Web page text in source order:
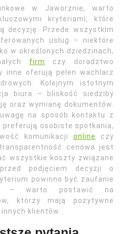
w Jaworznie, warto
kryteriami, które
decyzję. Przede wszystkim
usług – niektóre
w określonych dziedzinach,
firm
czy doradztwo
inne oferują pełen wachlarz
Kolejnym istotnym
biura – bliskość siedziby
oraz wymianę dokumentów.
na sposób kontaktu z
preferują osobiste spotkania,
komunikacji online
czy
cenowa jest
wszystkie koszty związane
podjęciem decyzji o
powinno być zaufanie
– warto postawić na
którzy mają pozytywne
klientów.